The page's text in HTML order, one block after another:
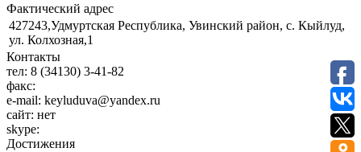
Фактический адрес
427243,Удмуртская Республика, Увинский район, с. Кыйлуд,
ул. Колхозная,1
Контакты
тел: 8 (34130) 3-41-82
факс:
e-mail: keyluduva@yandex.ru
сайт: нет
skype:
Достижения